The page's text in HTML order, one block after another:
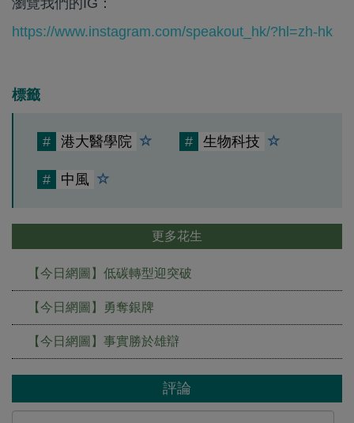
瀏覽我們的IG：
https://www.instagram.com/speakout_hk/?hl=zh-hk
標籤
# 港大醫學院 # 生物科技
# 中風
更多花生
【今日網圖】低碳轉型迎突破
【今日網圖】勇奪銀牌
【今日網圖】事實勝於雄辯
評論